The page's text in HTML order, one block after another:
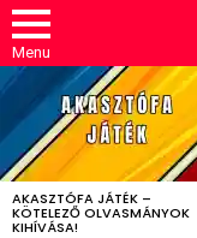
Menu
LATEST
STORIES
AKASZTÓFA JÁTÉK –
KÖTELEZŐ OLVASMÁNYOK
KIHÍVÁSA!